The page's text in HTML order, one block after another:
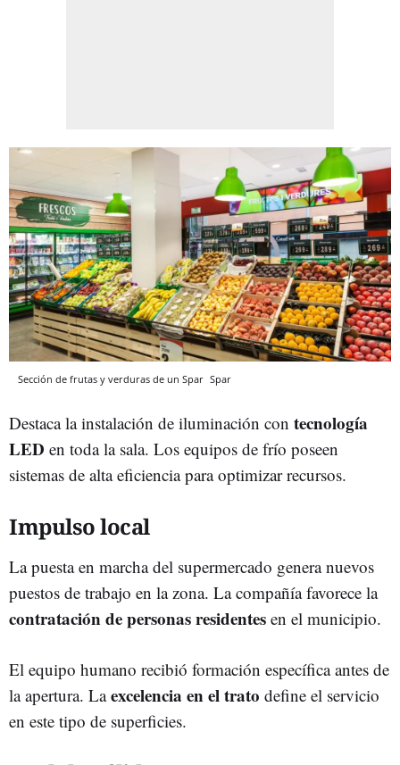
Sección de frutas y verduras de un Spar Spar
Destaca la instalación de iluminación con tecnología
LED en toda la sala. Los equipos de frío poseen
sistemas de alta eficiencia para optimizar recursos.
Impulso local
La puesta en marcha del supermercado genera nuevos
puestos de trabajo en la zona. La compañía favorece la
contratación de personas residentes en el municipio.
El equipo humano recibió formación específica antes de
la apertura. Laexcelencia en el trato define el servicio
en este tipo de superficies.